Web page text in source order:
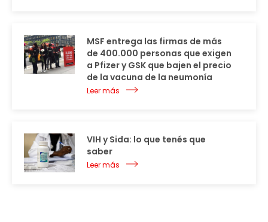
MSF entrega las firmas de más
de 400.000 personas que exigen
a Pfizer y GSK que bajen el precio
de la vacuna de la neumonía
Leer más
VIH y Sida: lo que tenés que
saber
Leer más